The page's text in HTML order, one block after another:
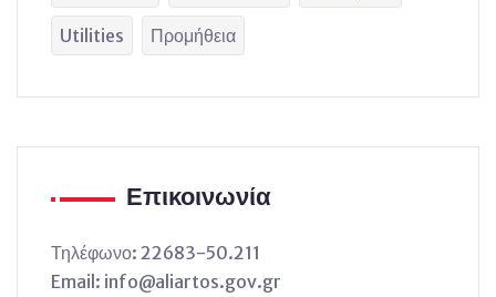
Utilities Προμήθεια
Επικοινωνία
Τηλέφωνο: 22683-50.211
Email: info@aliartos.gov.gr